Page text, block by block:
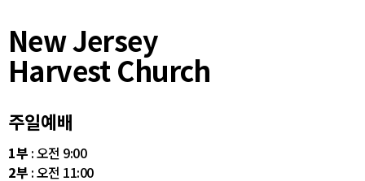
New Jersey
Harvest Church
주일예배
1부 : 오전 9:00
2부 : 오전 11:00